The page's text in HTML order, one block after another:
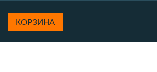
КОРЗИНА